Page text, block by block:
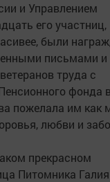
и Управлением
его участниц,
были
письмами и
труда с
фонда
пожелала им как
любви и
прекрасном
Питомника Галия